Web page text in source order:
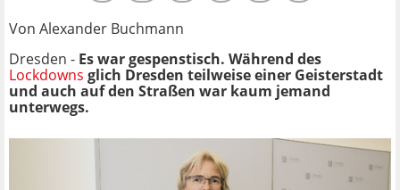
Von Alexander Buchmann
Dresden - Es war gespenstisch. Während des
Lockdowns glich Dresden teilweise einer Geisterstadt
und auch auf den Straßen war kaum jemand
unterwegs.